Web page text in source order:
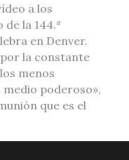
a los
la 144.ª
en Denver.
la constante
menos
poderoso»,
que es el